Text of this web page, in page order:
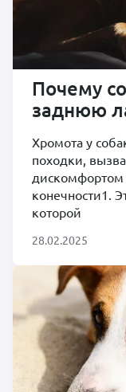
Почему
заднюю
Хромота у
походки,
дискомфортом
конечности1.
которой
28.02.2025